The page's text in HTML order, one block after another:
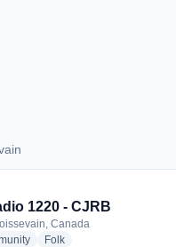
1220 - CJRB
Canada
radio stations
Folkradio stations